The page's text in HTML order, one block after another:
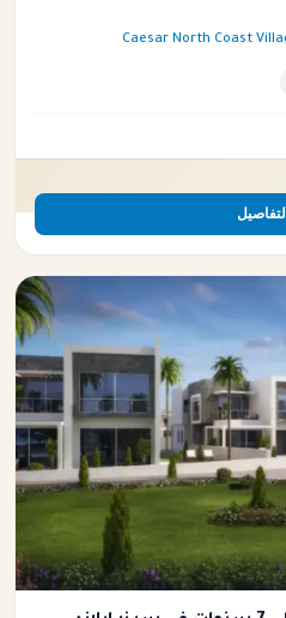
التفاصيل